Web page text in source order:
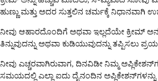
ಹುಣ್ಣು ಮತ್ತು ಅದರ ಸುತ್ತಲಿನ ಚರ್ಮಕ್ಕೆ ನಿಧಾನವಾಗಿ
ನೀವು ಆಹಾರದೊಂದಿಗೆ ಅಥವಾ ಇಲ್ಲದೆಯೇ ಕ್ರೀಮ್
ತಿನ್ನುವುದನ್ನು ಅಥವಾ ಕುಡಿಯುವುದನ್ನು ತಪ್ಪಿಸಲು
ನೀವು ಎಚ್ಚರವಾಗಿರುವಾಗ, ದಿನವಿಡೀ ನಿಮ್ಮ
ಸಮಯದಲ್ಲಿ ಎಲ್ಲಾ ಐದು ದೈನಂದಿನ